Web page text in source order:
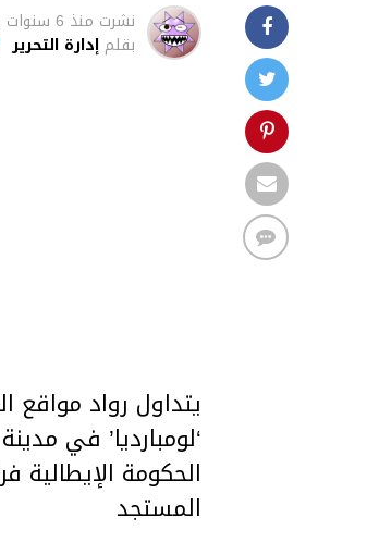
نشرت منذ 6 سنوات
بقلم إدارة التحرير
يتداول رواد
‘لومبارديا’ في
الحكومة
المستجد